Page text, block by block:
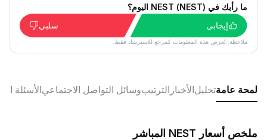
ما رأيك في NEST (NEST) اليوم؟
إيجابي
سلبي
ملاحظة: تُعرَض هذه المعلومات كمرجع للاسترشاد فقط.
لمحة عامةتحليلالأخبار الترتيبوسائل التواصل الاجتماعيالأسئلة
ملخص أسعار NEST المباشر